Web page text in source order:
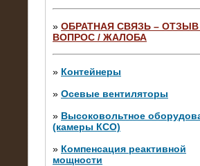
» ОБРАТНАЯ СВЯЗЬ – ОТЗЫВ
ВОПРОС / ЖАЛОБА
» Контейнеры
» Осевые вентиляторы
» Высоковольтное
(камеры КСО)
» Компенсация реактивной
мощности
10.04.2015
Аренда нагрузочного модуля
10 кВ